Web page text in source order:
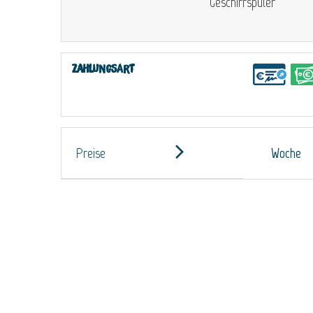
Zahlungsart
Preise Woche